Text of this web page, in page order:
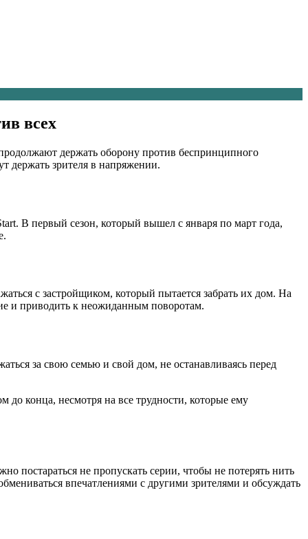
всех
держать оборону против беспринципного
держать зрителя в напряжении.
В первый сезон, который вышел с января по март года,
с застройщиком, который пытается забрать их дом. На
и приводить к неожиданным поворотам.
за свою семью и свой дом, не останавливаясь перед
конца, несмотря на все трудности, которые ему
постараться не пропускать серии, чтобы не потерять нить
впечатлениями с другими зрителями и обсуждать